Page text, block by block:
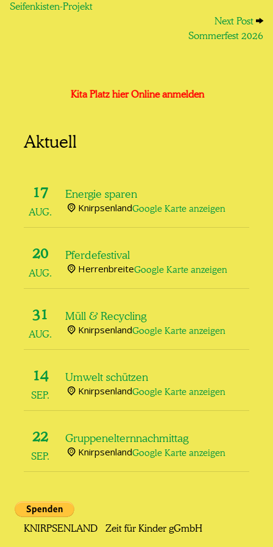
Seifenkisten-Projekt
Next PostNext
Sommerfest 2026
Kita Platz hier Online anmelden
Aktuell
17
AUG.
Energie sparen
KnirpsenlandGoogle Karte anzeigen
20
AUG.
Pferdefestival
HerrenbreiteGoogle Karte anzeigen
31
AUG.
Müll & Recycling
KnirpsenlandGoogle Karte anzeigen
14
SEP.
Umwelt schützen
KnirpsenlandGoogle Karte anzeigen
22
SEP.
Gruppenelternnachmittag
KnirpsenlandGoogle Karte anzeigen
KNIRPSENLAND Zeit für Kinder gGmbH